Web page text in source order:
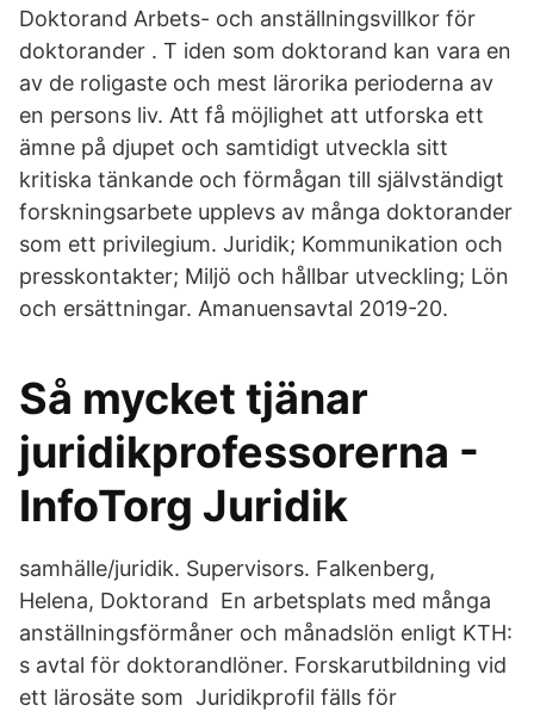
Doktorand Arbets- och anställningsvillkor för
doktorander . T iden som doktorand kan vara en
av de roligaste och mest lärorika perioderna av
en persons liv. Att få möjlighet att utforska ett
ämne på djupet och samtidigt utveckla sitt
kritiska tänkande och förmågan till självständigt
forskningsarbete upplevs av många doktorander
som ett privilegium. Juridik; Kommunikation och
presskontakter; Miljö och hållbar utveckling; Lön
och ersättningar. Amanuensavtal 2019-20.
Så mycket tjänar
juridikprofessorerna -
InfoTorg Juridik
samhälle/juridik. Supervisors. Falkenberg,
Helena, Doktorand En arbetsplats med många
anställningsförmåner och månadslön enligt KTH:
s avtal för doktorandlöner. Forskarutbildning vid
ett lärosäte som Juridikprofil fälls för